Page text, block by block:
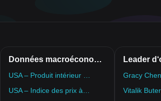
Données macroéconomiques Leader
Gracy
Vitalik